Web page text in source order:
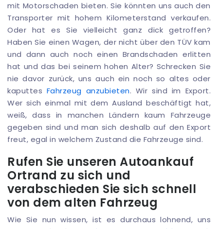
mit Motorschaden bieten. Sie könnten uns auch den
Transporter mit hohem Kilometerstand verkaufen.
Oder hat es Sie vielleicht ganz dick getroffen?
Haben Sie einen Wagen, der nicht über den TÜV kam
und dann auch noch einen Brandschaden erlitten
hat und das bei seinem hohen Alter? Schrecken Sie
nie davor zurück, uns auch ein noch so altes oder
kaputtes Fahrzeug anzubieten. Wir sind im Export.
Wer sich einmal mit dem Ausland beschäftigt hat,
weiß, dass in manchen Ländern kaum Fahrzeuge
gegeben sind und man sich deshalb auf den Export
freut, egal in welchem Zustand die Fahrzeuge sind.
Rufen Sie unseren Autoankauf
Ortrand zu sich und
verabschieden Sie sich schnell
von dem alten Fahrzeug
Wie Sie nun wissen, ist es durchaus lohnend, uns